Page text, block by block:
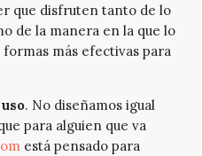
que disfruten tanto de lo
de la manera en la que lo
más efectivas para
. No diseñamos igual
para alguien que va
está pensado para